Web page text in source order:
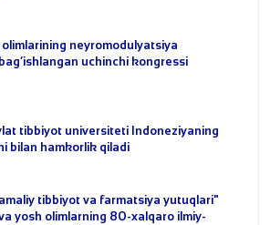
neyromodulyatsiya
uchinchi kongressi
tibbiyot universiteti Indoneziyaning
bilan hamkorlik qiladi
tibbiyot va farmatsiya yutuqlari"
yosh olimlarning 80-xalqaro ilmiy-